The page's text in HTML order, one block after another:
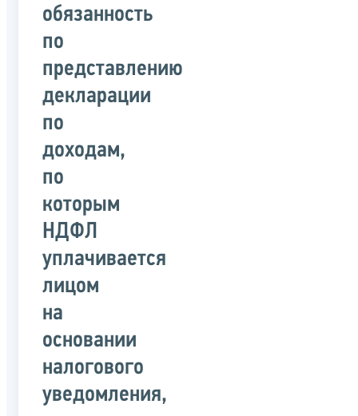
обязанность
по
представлению
декларации
по
доходам,
по
которым
НДФЛ
уплачивается
лицом
на
основании
налогового
уведомления,